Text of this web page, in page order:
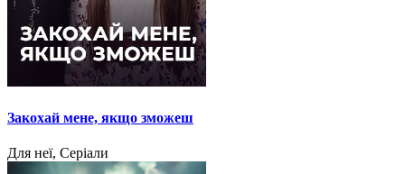
Закохай мене, якщо зможеш
Для неї, Серіали